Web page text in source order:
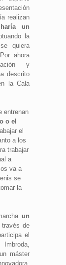
realizan
un
la
quiera
ahora
y
descrito
la Cala
entrenan
o el
el
a los
trabajar
a
va a
se
la
un
través de
el
máster